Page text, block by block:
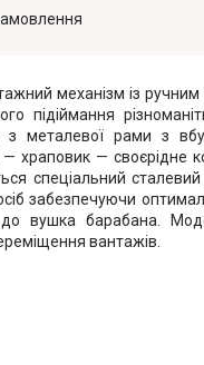
механізм із
підіймання
з металевої рами з
храповик — своєрідне
спеціальний
забезпечуючи
вушка барабана.
вантажів.